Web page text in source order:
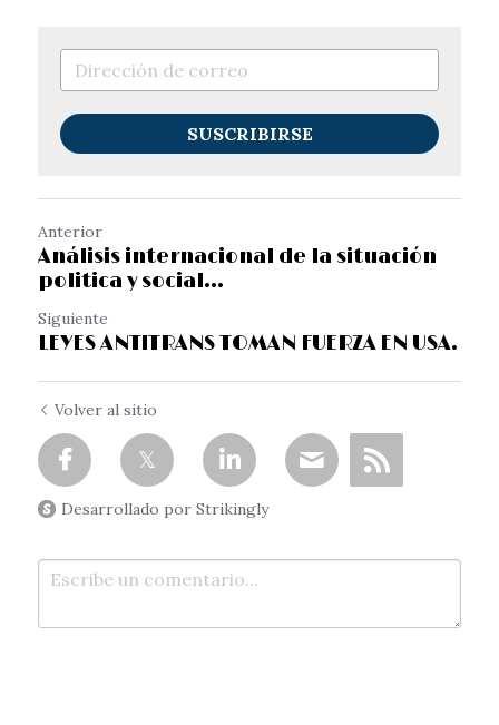
SUSCRIBIRSE
Anterior
Análisis internacional de la situación
politica y social...
Siguiente
LEYES ANTITRANS TOMAN FUERZA EN USA.
Volver al sitio
Desarrollado por Strikingly